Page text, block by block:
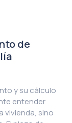
de
y su cálculo
entender
vivienda, sino